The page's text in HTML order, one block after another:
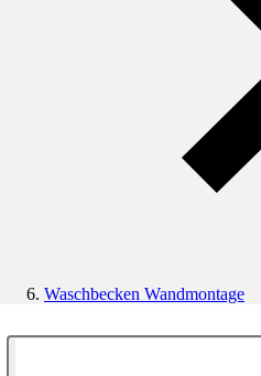
Waschbecken Wandmontage